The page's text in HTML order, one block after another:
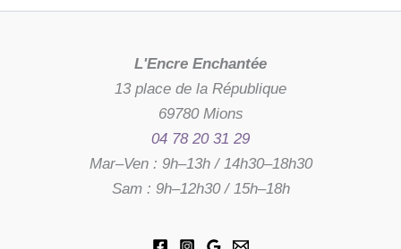
L'Encre Enchantée
13 place de la République
69780 Mions
04 78 20 31 29
Mar–Ven : 9h–13h / 14h30–18h30
Sam : 9h–12h30 / 15h–18h